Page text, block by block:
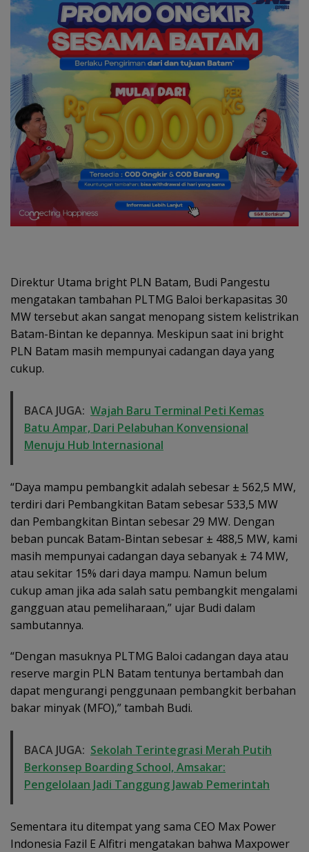
Direktur Utama bright PLN Batam, Budi Pangestu
mengatakan tambahan PLTMG Baloi berkapasitas 30
MW tersebut akan sangat menopang sistem kelistrikan
Batam-Bintan ke depannya. Meskipun saat ini bright
PLN Batam masih mempunyai cadangan daya yang
cukup.
BACA JUGA: Wajah Baru Terminal Peti Kemas
Batu Ampar, Dari Pelabuhan Konvensional
Menuju Hub Internasional
“Daya mampu pembangkit adalah sebesar ± 562,5 MW,
terdiri dari Pembangkitan Batam sebesar 533,5 MW
dan Pembangkitan Bintan sebesar 29 MW. Dengan
beban puncak Batam-Bintan sebesar ± 488,5 MW, kami
masih mempunyai cadangan daya sebanyak ± 74 MW,
atau sekitar 15% dari daya mampu. Namun belum
cukup aman jika ada salah satu pembangkit mengalami
gangguan atau pemeliharaan,” ujar Budi dalam
sambutannya.
“Dengan masuknya PLTMG Baloi cadangan daya atau
reserve margin PLN Batam tentunya bertambah dan
dapat mengurangi penggunaan pembangkit berbahan
bakar minyak (MFO),” tambah Budi.
BACA JUGA: Sekolah Terintegrasi Merah Putih
Berkonsep Boarding School, Amsakar:
Pengelolaan Jadi Tanggung Jawab Pemerintah
Sementara itu ditempat yang sama CEO Max Power
Indonesia Fazil E Alfitri mengatakan bahwa Maxpower